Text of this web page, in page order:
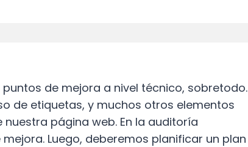
de mejora a nivel técnico, sobretodo.
de etiquetas, y muchos otros elementos
página web. En la auditoría
Luego, deberemos planificar un plan